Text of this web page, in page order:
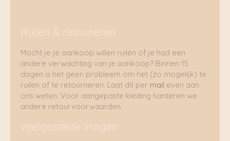
Ruilen & retouneren
Mocht je je aankoop willen ruilen of je had een
andere verwachting van je aankoop? Binnen 15
dagen is het geen probleem om het (zo mogelijk) te
ruilen of te retourneren. Laat dit per mail even aan
ons weten. Voor aangepaste kleding hanteren we
andere retourvoorwaarden.
veelgestelde vragen